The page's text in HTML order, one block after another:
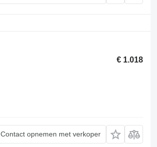
€ 1.018
Contact opnemen met verkoper